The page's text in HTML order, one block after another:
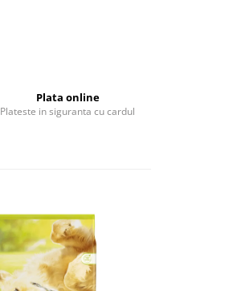
Plata online
Plateste in siguranta cu cardul